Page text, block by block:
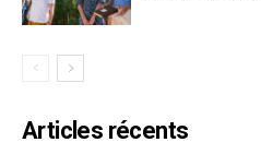
Articles récents